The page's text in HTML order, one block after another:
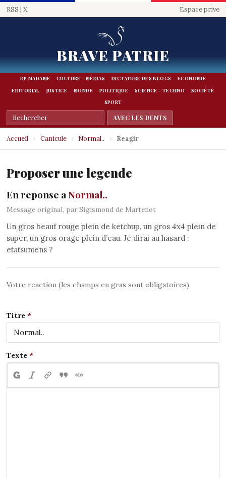
RSS | X Espace prive
BRAVE PATRIE
BP MADAME CULTURE - MÉDIAS DICTATURE DES BLOGS
ECONOMIE
EDITORIAL
JUSTICE MONDE POLITIQUE SCIENCE - TECHNO
SOCIÉTÉ
SPORT
Accueil › Canicule › Normal.. › Reagir
Proposer une legende
En reponse aNormal..
Message original, par Sigismond de Martenot
Un gros beauf rouge plein de ketchup, un gros 4x4 plein de
super, un gros orage plein d’eau. Je dirai au hasard :
etatsuniens ?
Votre reaction (les champs en gras sont obligatoires)
Titre
Texte